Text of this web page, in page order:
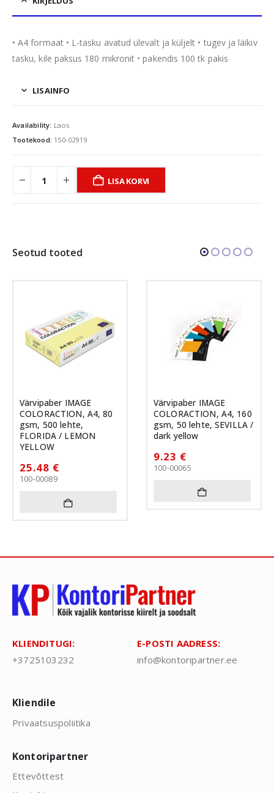
• A4 formaat • L-tasku avatud ülevalt ja küljelt • tugev ja läikiv
tasku, kile paksus 180 mikronit • pakendis 100 tk pakis
LISAINFO
Availability: Laos
Tootekood: 150-02919
LISA KORVI
Seotud tooted
Värvipaber IMAGE
COLORACTION, A4, 80
gsm, 500 lehte,
FLORIDA / LEMON
YELLOW
25.48 €
100-00089
Värvipaber IMAGE
COLORACTION, A4, 160
gsm, 50 lehte, SEVILLA /
dark yellow
9.23 €
100-00065
KLIENDITUGI:
+3725103232
E-POSTI AADRESS:
info@kontoripartner.ee
Kliendile
Privaatsuspoliitika
Kontoripartner
Ettevõttest